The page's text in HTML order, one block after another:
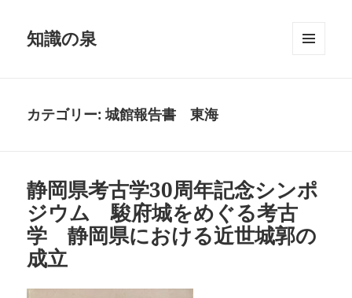
知識の泉
カテゴリー:城館報告書 東海
静岡県考古学30周年記念シンポ
ジウム 駿府城をめぐる考古
学 静岡県における近世城郭の
成立